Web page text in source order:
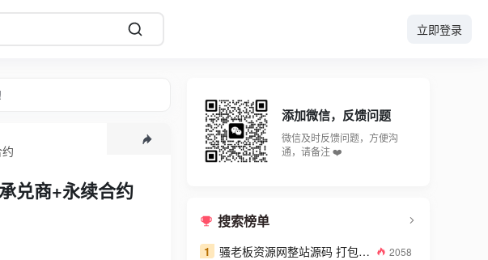
立即登录
兑商+永续合约
添加微信，反馈问题
微信及时反馈问题，方便沟
通，请备注 ❤️
搜索榜单
1 骚老板资源网整站源码 打包数据高达2GB 2058